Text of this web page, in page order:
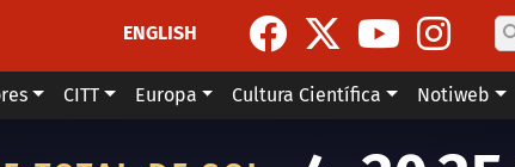
ENGLISH
CITT Europa Cultura Científica Notiweb